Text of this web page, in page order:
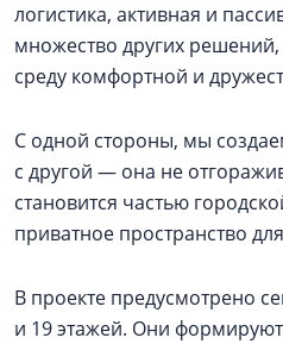
логистика, активная и
множество других
среду комфортной и
С одной стороны, мы
с другой — она не
становится частью
приватное пространство
В проекте предусмотрено
и 19 этажей. Они